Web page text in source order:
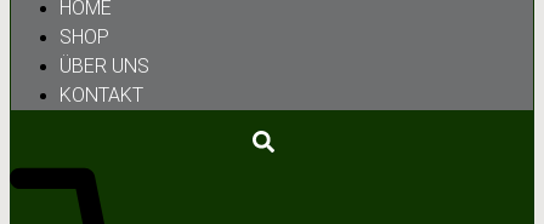
HOME
SHOP
ÜBER UNS
KONTAKT